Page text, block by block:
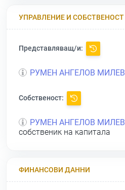
УПРАВЛЕНИЕ И СОБСТВЕНОСТ
Представляващ/и:
РУМЕН АНГЕЛОВ МИЛЕВ
Собственост:
РУМЕН АНГЕЛОВ МИЛЕВ
собственик на капитала
ФИНАНСОВИ ДАННИ